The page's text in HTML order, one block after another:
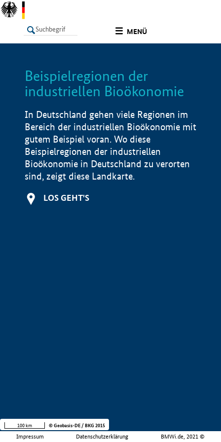
MENÜ
LISTE
Beispielregionen der
industriellen Bioökonomie
In Deutschland gehen viele Regionen im
Bereich der industriellen Bioökonomie mit
gutem Beispiel voran. Wo diese
Beispielregionen der industriellen
Bioökonomie in Deutschland zu verorten
sind, zeigt diese Landkarte.
LOS GEHT'S
Impressum Datenschutzerklärung BMWi.de, 2021 ©
100 km © Geobasis-DE / BKG 2015